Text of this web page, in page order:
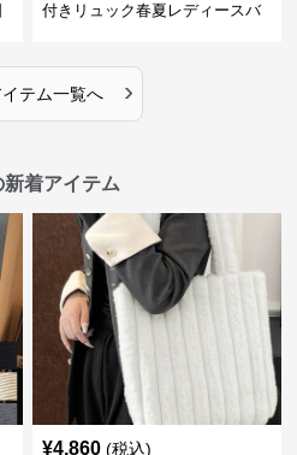
付きリュック春夏レディースバ
イテム一覧へ ›
着アイテム
¥4,860 (税込)